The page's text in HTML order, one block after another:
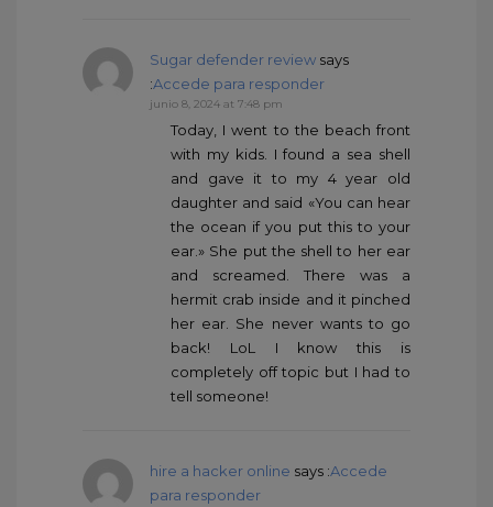
Sugar defender review says
:Accede para responder
junio 8, 2024 at 7:48 pm
Today, I went to the beach front
with my kids. I found a sea shell
and gave it to my 4 year old
daughter and said «You can hear
the ocean if you put this to your
ear.» She put the shell to her ear
and screamed. There was a
hermit crab inside and it pinched
her ear. She never wants to go
back! LoL I know this is
completely off topic but I had to
tell someone!
hire a hacker online says :Accede
para responder